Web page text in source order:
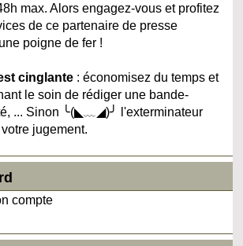
max. Alors engagez-vous et profitez
de ce partenaire de presse
poigne de fer !
cinglante : économisez du temps et
le soin de rédiger une bande-
... Sinon ╰(◣﹏◢)╯ l'exterminateur
jugement.
compte